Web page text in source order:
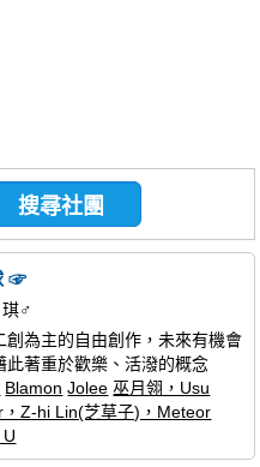
☞
♂
創為主的自由創作，未來有機會
此著重於歡樂、活潑的概念
Blamon Jolee 巫月翎，Usu
，Z-hi Lin(芝草子)，Meteor